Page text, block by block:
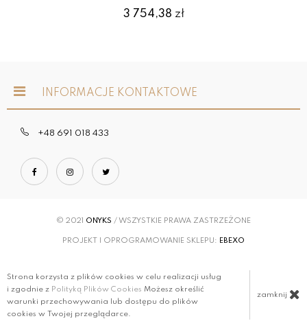
3 754,38 zł
INFORMACJE KONTAKTOWE
+48 691 018 433
© 2021 ONYKS / WSZYSTKIE PRAWA ZASTRZEŻONE
PROJEKT I OPROGRAMOWANIE SKLEPU: EBEXO
Strona korzysta z plików cookies w celu realizacji usług
i zgodnie z Polityką Plików Cookies Możesz określić
warunki przechowywania lub dostępu do plików
cookies w Twojej przeglądarce.
zamknij